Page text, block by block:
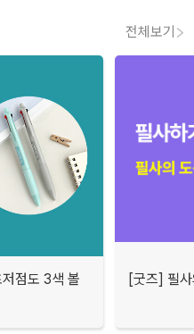
전체보기
점도 3색 볼
[굿즈] 필